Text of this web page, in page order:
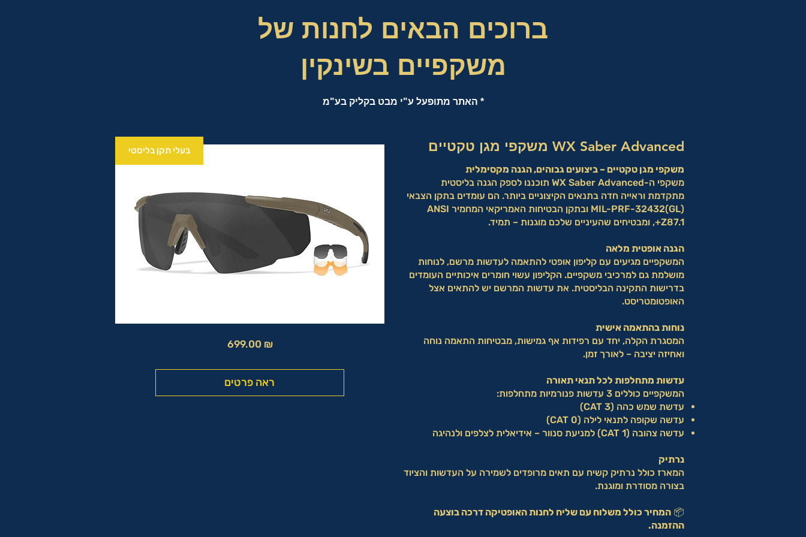
ברוכים הבאים לחנות של
משקפיים בשינקין
* האתר מתופעל ע"י מבט בקליק בע"מ
בעלי תקן בליסטי
699.00 ₪מחיר
ראה פרטים
WX Saber Advanced משקפי מגן טקטיים
משקפי מגן טקטיים – ביצועים גבוהים, הגנה מקסימלית
משקפי ה-WX Saber Advanced תוכננו לספק הגנה בליסטית
מתקדמת וראייה חדה בתנאים הקיצוניים ביותר. הם עומדים בתקן הצבאי
MIL-PRF-32432(GL) ובתקן הבטיחות האמריקאי המחמיר ANSI
Z87.1+, ומבטיחים שהעיניים שלכם מוגנות – תמיד.
הגנה אופטית מלאה
המשקפיים מגיעים עם קליפון אופטי להתאמה לעדשות מרשם, לנוחות
מושלמת גם למרכיבי משקפיים. הקליפון עשוי חומרים איכותיים העומדים
בדרישות התקינה הבליסטית. את עדשות המרשם יש להתאים אצל
האופטומטריסט.
נוחות בהתאמה אישית
המסגרת הקלה, יחד עם רפידות אף גמישות, מבטיחות התאמה נוחה
ואחיזה יציבה – לאורך זמן.
עדשות מתחלפות לכל תנאי תאורה
המשקפיים כוללים 3 עדשות פנורמיות מתחלפות:
עדשת שמש כהה (CAT 3)
עדשה שקופה לתנאי לילה (CAT 0)
עדשה צהובה (CAT 1) למניעת סנוור – אידיאלית לצלפים ולנהיגה
נרתיק
המארז כולל נרתיק קשיח עם תאים מרופדים לשמירה על העדשות והציוד
בצורה מסודרת ומוגנת.
📦 המחיר כולל משלוח עם שליח לחנות האופטיקה דרכה בוצעה
ההזמנה.